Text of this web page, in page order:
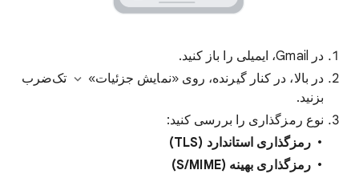
در Gmail، ایمیلی را باز کنید.
در بالا، در کنار گیرنده، روی «نمایش جزئیات»
تک‌ضرب
بزنید.
نوع رمزگذاری را بررسی کنید:
رمزگذاری استاندارد (TLS)
رمزگذاری بهینه (S/MIME)